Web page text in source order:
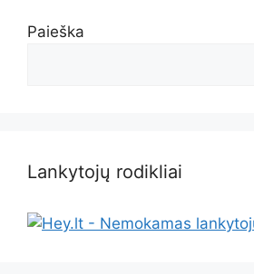
Paieška
Lankytojų rodikliai